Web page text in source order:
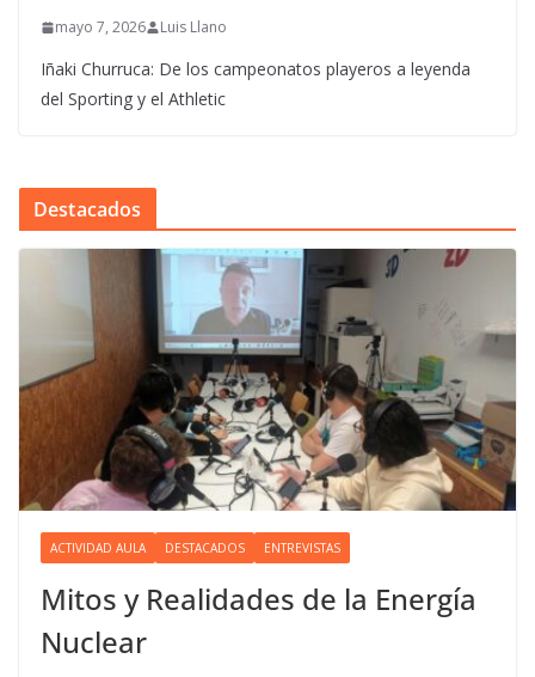
mayo 7, 2026 Luis Llano
Iñaki Churruca: De los campeonatos playeros a leyenda
del Sporting y el Athletic
Destacados
ACTIVIDAD AULA DESTACADOS ENTREVISTAS
Mitos y Realidades de la Energía
Nuclear